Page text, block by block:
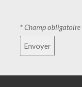
* Champ obligatoire
Envoyer